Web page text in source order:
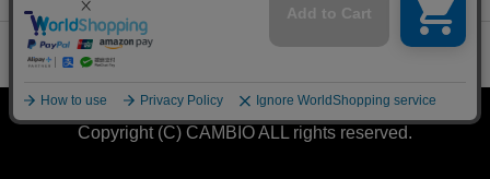
コーポレートサイト
Copyright (C) CAMBIO ALL rights reserved.